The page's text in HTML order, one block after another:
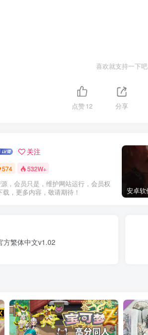
喜欢就支持一下吧
点赞12 分享
关注
574 532W+
，会员只是，维护网站运行，会员权
，更多内容，敬请期待！
方繁体中文v1.02